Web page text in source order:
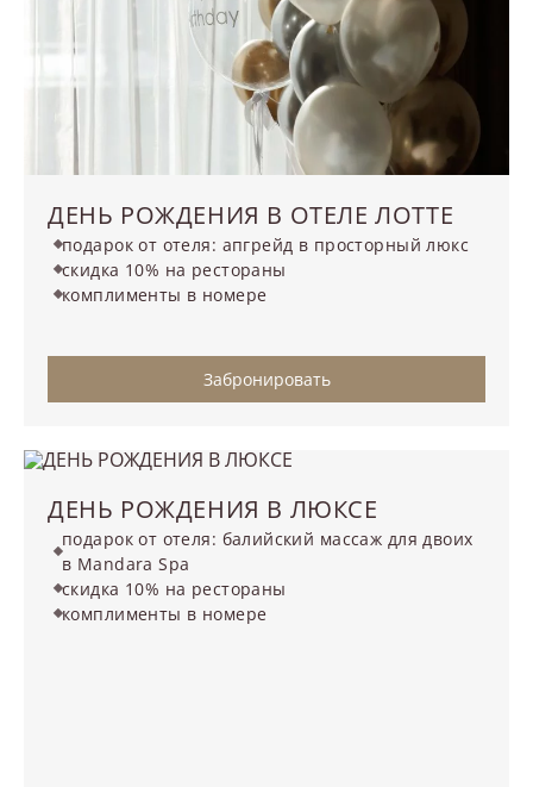
ДЕНЬ РОЖДЕНИЯ В ОТЕЛЕ ЛОТТЕ
подарок от отеля: апгрейд в просторный люкс
скидка 10% на рестораны
комплименты в номере
Забронировать
ДЕНЬ РОЖДЕНИЯ В ЛЮКСЕ
подарок от отеля: балийский массаж для двоих
в Mandara Spa
скидка 10% на рестораны
комплименты в номере